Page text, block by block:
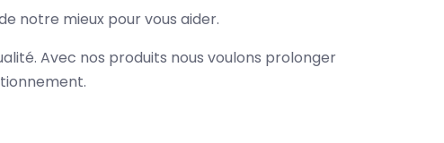
notre mieux pour vous aider.
Avec nos produits nous voulons prolonger